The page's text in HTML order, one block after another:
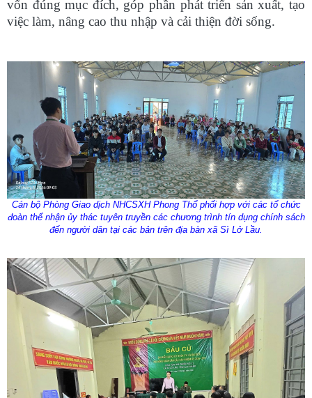
vốn đúng mục đích, góp phần phát triển sản xuất, tạo
việc làm, nâng cao thu nhập và cải thiện đời sống.
Cán bộ Phòng Giao dịch NHCSXH Phong Thổ phối hợp với các tổ chức
đoàn thể nhận ủy thác tuyên truyền các chương trình tín dụng chính sách
đến người dân tại các bản trên địa bàn xã Sì Lở Lầu.